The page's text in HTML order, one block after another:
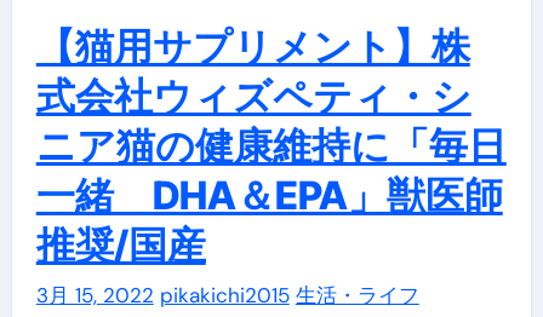
【猫用サプリメント】株
式会社ウィズペティ・シ
ニア猫の健康維持に「毎日
一緒 DHA＆EPA」獣医師
推奨/国産
3月 15, 2022 pikakichi2015 生活・ライフ